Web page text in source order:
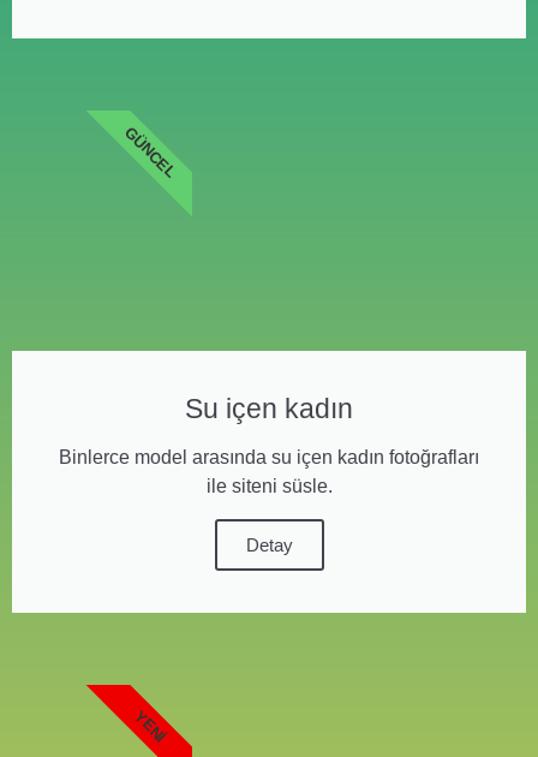
Su içen kadın
Binlerce model arasında su içen kadın fotoğrafları
ile siteni süsle.
Detay
GÜNCEL
YENI